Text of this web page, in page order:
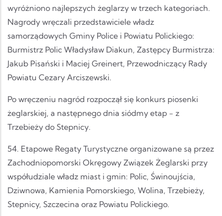
wyróżniono najlepszych żeglarzy w trzech kategoriach.
Nagrody wręczali przedstawiciele władz
samorządowych Gminy Police i Powiatu Polickiego:
Burmistrz Polic Władysław Diakun, Zastępcy Burmistrza:
Jakub Pisański i Maciej Greinert, Przewodniczący Rady
Powiatu Cezary Arciszewski.
Po wręczeniu nagród rozpoczął się konkurs piosenki
żeglarskiej, a następnego dnia siódmy etap - z
Trzebieży do Stepnicy.
54. Etapowe Regaty Turystyczne organizowane są przez
Zachodniopomorski Okręgowy Związek Żeglarski przy
współudziale władz miast i gmin: Polic, Świnoujścia,
Dziwnowa, Kamienia Pomorskiego, Wolina, Trzebieży,
Stepnicy, Szczecina oraz Powiatu Polickiego.